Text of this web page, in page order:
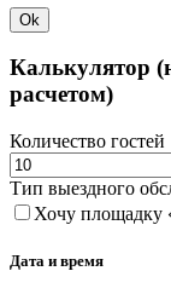
Ok
Калькулятор
расчетом)
Количество гостей
Тип выездного
Хочу площадку
Дата и время